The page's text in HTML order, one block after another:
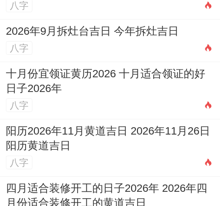
八字
2026年9月拆灶台吉日 今年拆灶吉日
八字
十月份宜领证黄历2026 十月适合领证的好
日子2026年
八字
阳历2026年11月黄道吉日 2026年11月26日
阳历黄道吉日
八字
四月适合装修开工的日子2026年 2026年四
月份适合装修开工的黄道吉日